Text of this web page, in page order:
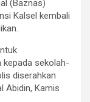
(Baznas)
Kalsel kembali
kepada sekolah-
diserahkan
Abidin, Kamis